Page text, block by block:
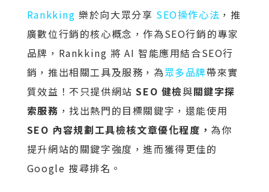
Rankking 樂於向大眾分享 SEO操作心法 ，推
廣數位行銷的核心概念，作為SEO行銷的專家
品牌，Rankking 將 AI 智能應用結合SEO行
銷，推出相關工具及服務，為眾多品牌帶來實
質效益！不只提供網站SEO 健檢與關鍵字探
索服務 ，找出熱門的目標關鍵字，還能使用
SEO 內容規劃工具檢核文章優化程度， 為你
提升網站的關鍵字強度，進而獲得更佳的
Google 搜尋排名。